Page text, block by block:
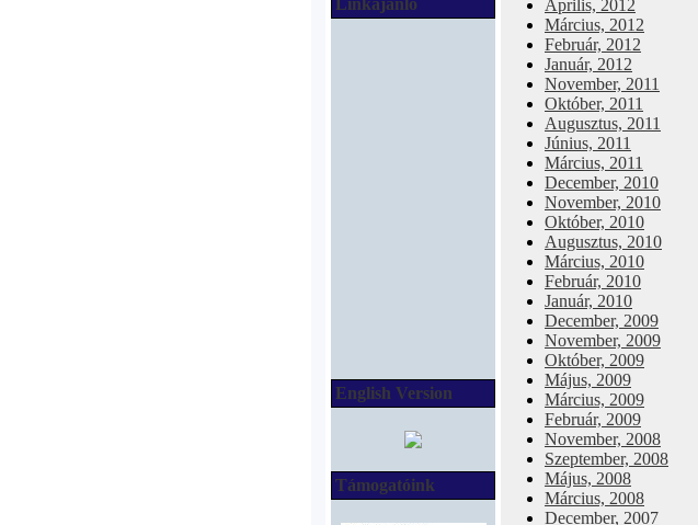
Linkajánló
English Version
Támogatóink
Április, 2012
Március, 2012
Február, 2012
Január, 2012
November, 2011
Október, 2011
Augusztus, 2011
Június, 2011
Március, 2011
December, 2010
November, 2010
Október, 2010
Augusztus, 2010
Március, 2010
Február, 2010
Január, 2010
December, 2009
November, 2009
Október, 2009
Május, 2009
Március, 2009
Február, 2009
November, 2008
Szeptember, 2008
Május, 2008
Március, 2008
December, 2007